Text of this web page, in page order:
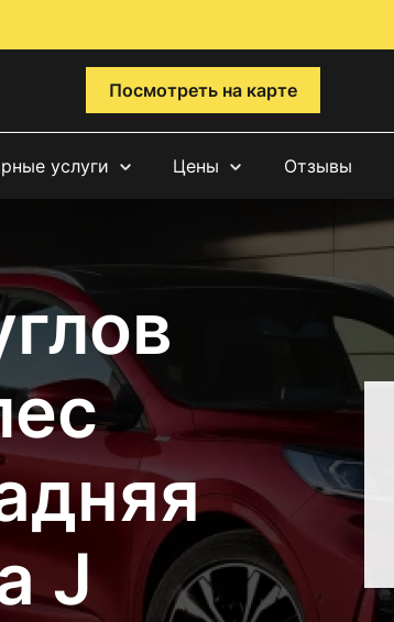
Посмотреть на карте
услуги Цены Отзывы
J